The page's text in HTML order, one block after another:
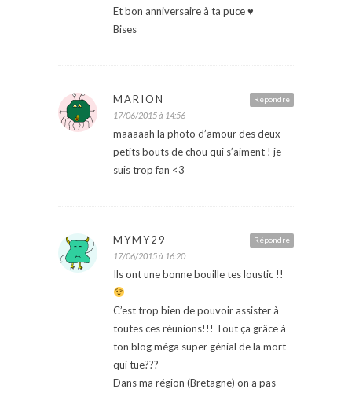
Et bon anniversaire à ta puce ♥
Bises
Répondre
MARION
17/06/2015 à 14:56
maaaaah la photo d’amour des deux
petits bouts de chou qui s’aiment ! je
suis trop fan <3
Répondre
MYMY29
17/06/2015 à 16:20
Ils ont une bonne bouille tes loustic !!
C’est trop bien de pouvoir assister à
toutes ces réunions!!! Tout ça grâce à
ton blog méga super génial de la mort
qui tue???
Dans ma région (Bretagne) on a pas